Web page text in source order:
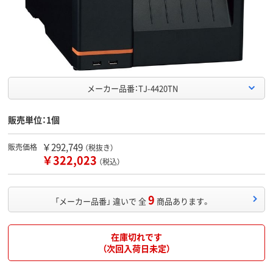
メーカー品番：TJ-4420TN
販売単位：1個
販売価格 ￥292,749 （税抜き）
￥322,023 （税込）
「メーカー品番」 違いで 全9 商品あります。
在庫切れです
（次回入荷日未定）